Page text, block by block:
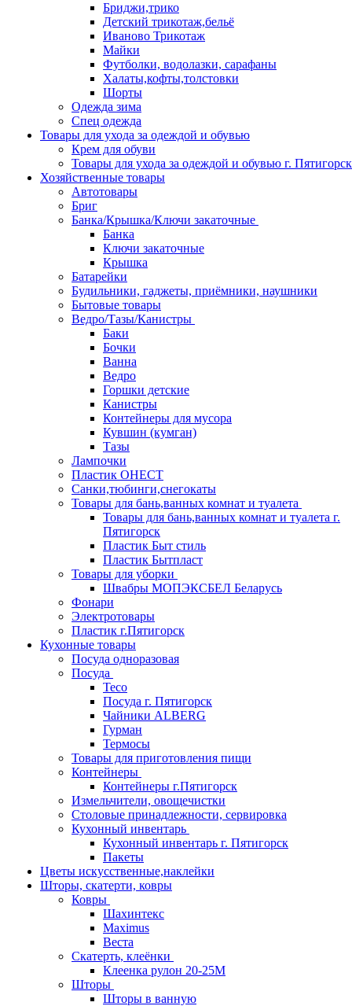
Бриджи,трико
Детский трикотаж,бельё
Иваново Трикотаж
Майки
Футболки, водолазки, сарафаны
Халаты,кофты,толстовки
Шорты
Одежда зима
Спец одежда
Товары для ухода за одеждой и обувью
Крем для обуви
Товары для ухода за одеждой и обувью г. Пятигорск
Хозяйственные товары
Автотовары
Бриг
Банка/Крышка/Ключи закаточные
Банка
Ключи закаточные
Крышка
Батарейки
Будильники, гаджеты, приёмники, наушники
Бытовые товары
Ведро/Тазы/Канистры
Баки
Бочки
Ванна
Ведро
Горшки детские
Канистры
Контейнеры для мусора
Кувшин (кумган)
Тазы
Лампочки
Пластик ОНЕСТ
Санки,тюбинги,снегокаты
Товары для бань,ванных комнат и туалета
Товары для бань,ванных комнат и туалета г.
Пятигорск
Пластик Быт стиль
Пластик Бытпласт
Товары для уборки
Швабры МОПЭКСБЕЛ Беларусь
Фонари
Электротовары
Пластик г.Пятигорск
Кухонные товары
Посуда одноразовая
Посуда
Teco
Посуда г. Пятигорск
Чайники ALBERG
Гурман
Термосы
Товары для приготовления пищи
Контейнеры
Контейнеры г.Пятигорск
Измельчители, овощечистки
Столовые принадлежности, сервировка
Кухонный инвентарь
Кухонный инвентарь г. Пятигорск
Пакеты
Цветы искусственные,наклейки
Шторы, скатерти, ковры
Ковры
Шахинтекс
Maximus
Веста
Скатерть, клеёнки
Клеенка рулон 20-25М
Шторы
Шторы в ванную